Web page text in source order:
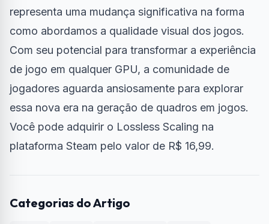
representa uma mudança significativa na forma
como abordamos a qualidade visual dos jogos.
Com seu potencial para transformar a experiência
de jogo em qualquer GPU, a comunidade de
jogadores aguarda ansiosamente para explorar
essa nova era na geração de quadros em jogos.
Você pode adquirir o Lossless Scaling na
plataforma Steam pelo valor de R$ 16,99.
Categorias do Artigo